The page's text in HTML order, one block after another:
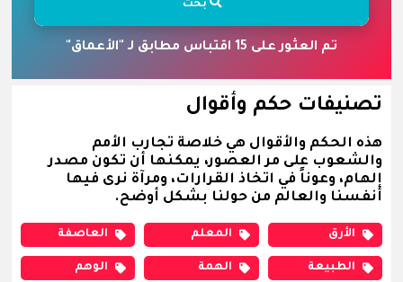
بحث
تم العثور على 15 اقتباس مطابق لـ "الأعماق"
تصنيفات حكم وأقوال
هذه الحكم والأقوال هي خلاصة تجارب الأمم
والشعوب على مر العصور، يمكنها أن تكون مصدر
إلهام، وعوناً في اتخاذ القرارات، ومرآة نرى فيها
أنفسنا والعالم من حولنا بشكل أوضح.
الأرق المعلم العاصفة
الطبيعة الهمة الوهم